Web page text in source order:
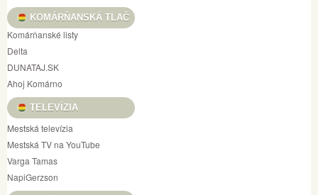
KOMÁRŇANSKÁ TLAČ
Komárňanské listy
Delta
DUNATAJ.SK
Ahoj Komárno
TELEVÍZIA
Mestská televízia
Mestská TV na YouTube
Varga Tamas
NapiGerzson